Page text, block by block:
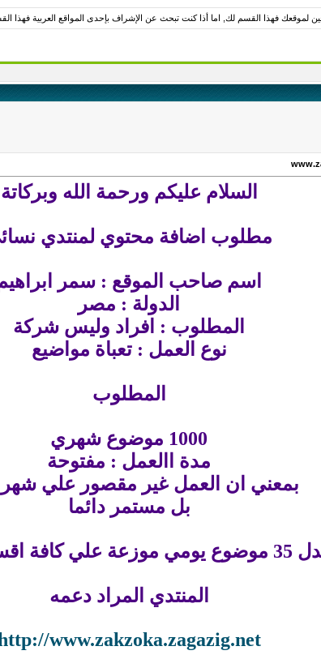
لموقعك فهذا القسم لك, اما أذا كنت تبحث عن الإشراف بإحدى المواقع العربية فهذا
السلام عليكم ورحمة الله وبركاتة
مطلوب اضافة محتوي لمنتدي
اسم صاحب الموقع : سمر
الدولة : مصر
المطلوب : افراد وليس شركة
نوع العمل : تعباة مواضيع
المطلوب
1000 موضوع شهري
مدة االعمل : مفتوحة
بمعني ان العمل غير مقصور علي
بل مستمر دائما
كافة اقسام المنتدي
المنتدي المراد دعمه
www.zakzoka.zagazig.net